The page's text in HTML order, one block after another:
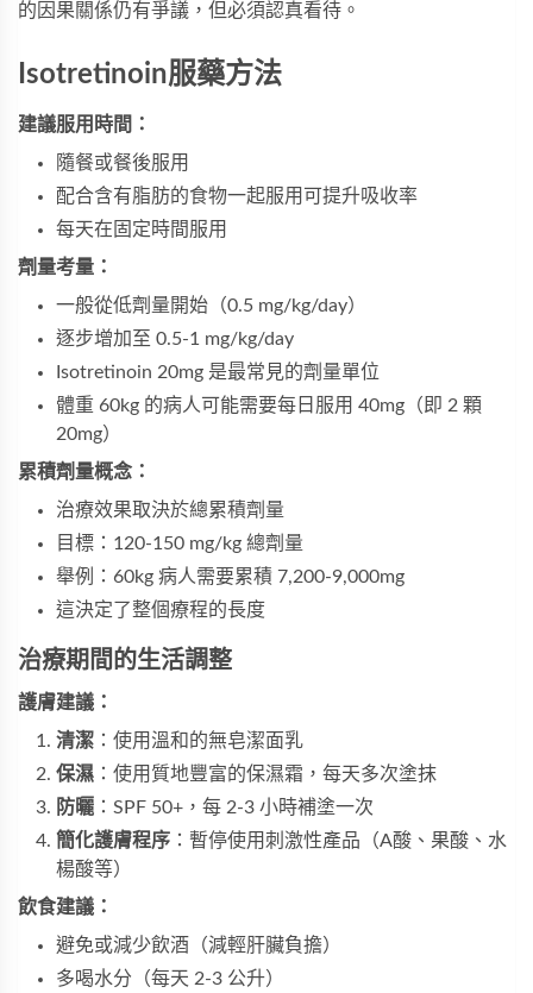
的因果關係仍有爭議，但必須認真看待。
Isotretinoin服藥方法
建議服用時間：
隨餐或餐後服用
配合含有脂肪的食物一起服用可提升吸收率
每天在固定時間服用
劑量考量：
一般從低劑量開始（0.5 mg/kg/day）
逐步增加至 0.5-1 mg/kg/day
Isotretinoin 20mg 是最常見的劑量單位
體重 60kg 的病人可能需要每日服用 40mg（即 2 顆
20mg）
累積劑量概念：
治療效果取決於總累積劑量
目標：120-150 mg/kg 總劑量
舉例：60kg 病人需要累積 7,200-9,000mg
這決定了整個療程的長度
治療期間的生活調整
護膚建議：
清潔 ：使用溫和的無皂潔面乳
保濕 ：使用質地豐富的保濕霜，每天多次塗抹
防曬 ：SPF 50+，每 2-3 小時補塗一次
簡化護膚程序 ：暫停使用刺激性產品（A酸、果酸、水
楊酸等）
飲食建議：
避免或減少飲酒（減輕肝臟負擔）
多喝水分（每天 2-3 公升）